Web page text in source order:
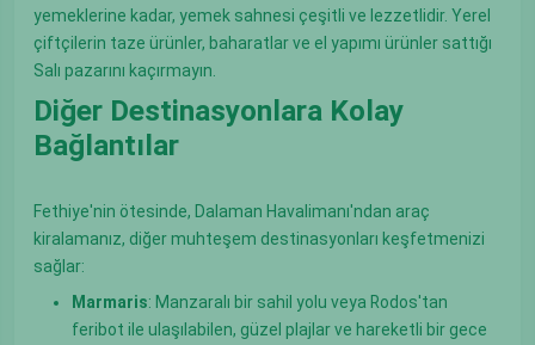
yemeklerine kadar, yemek sahnesi çeşitli ve lezzetlidir. Yerel
çiftçilerin taze ürünler, baharatlar ve el yapımı ürünler sattığı
Salı pazarını kaçırmayın.
Diğer Destinasyonlara Kolay
Bağlantılar
Fethiye'nin ötesinde, Dalaman Havalimanı'ndan araç
kiralamanız, diğer muhteşem destinasyonları keşfetmenizi
sağlar:
Marmaris: Manzaralı bir sahil yolu veya Rodos'tan
feribot ile ulaşılabilen, güzel plajlar ve hareketli bir gece